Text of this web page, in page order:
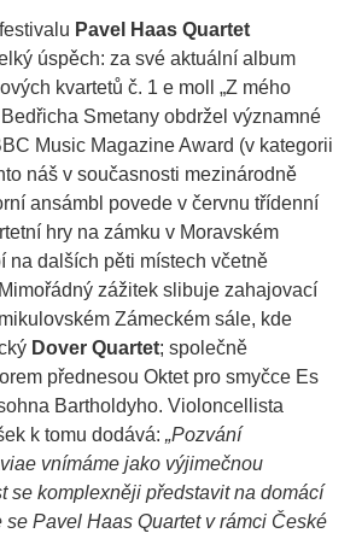
Pavel Haas Quartet
úspěch: za své aktuální album
kvartetů č. 1 e moll „Z mého
Smetany obdržel významné
Music Magazine Award (v kategorii
náš v současnosti mezinárodně
ansámbl povede v červnu třídenní
hry na zámku v Moravském
na dalších pěti místech včetně
zážitek slibuje zahajovací
Zámeckém sále, kde
Dover Quartet; společně
přednesou Oktet pro smyčce Es
Bartholdyho. Violoncellista
k tomu dodává:„Pozvání
vnímáme jako výjimečnou
se komplexněji představit na domácí
se Pavel Haas Quartet v rámci České